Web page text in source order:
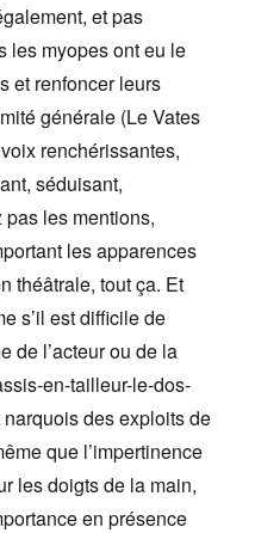
et pas
les myopes ont eu le
et renfoncer leurs
générale (Le Vates
renchérissantes,
séduisant,
les mentions,
les apparences
théâtrale, tout ça. Et
s’il est difficile de
de l’acteur ou de la
en-tailleur-le-dos-
des exploits de
que l’impertinence
les doigts de la main,
en présence